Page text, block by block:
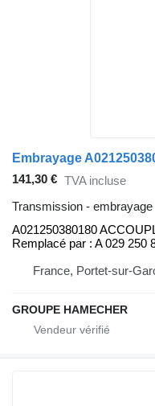
141,30 € TVA incluse
Transmission - embrayage
A021250380180
Remplacé par : A 029 250
France, Portet-sur-
GROUPE HAMECHER